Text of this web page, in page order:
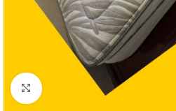
Clic para ampliar